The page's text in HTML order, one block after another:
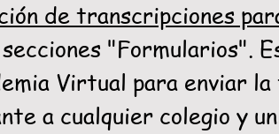
de transcripciones
"Formularios".
Virtual para enviar
a cualquier colegio y